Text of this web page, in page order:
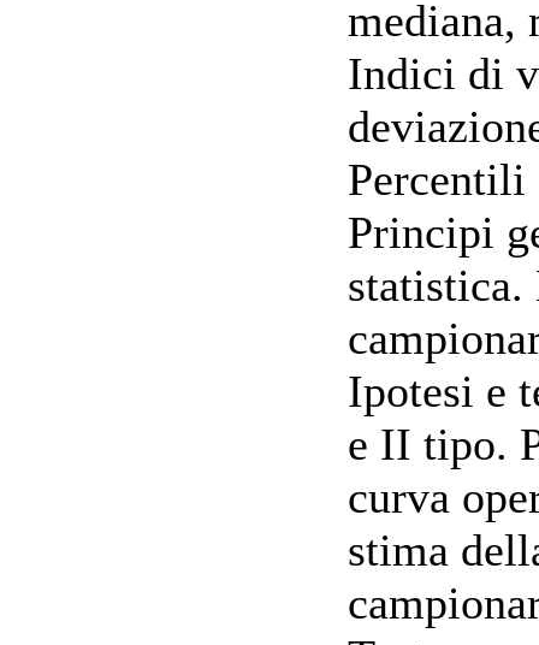
mediana,
Indici di
Percentili
Principi
Ipotesi e
e II tipo.
curva
stima